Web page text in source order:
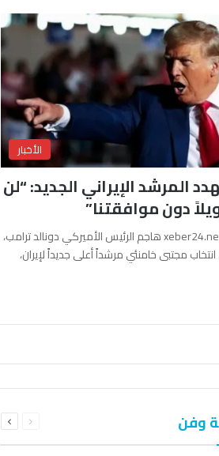
الأخبار
المرشد الإيراني الجديد: “لن
دون موافقتنا”
آفرين علو ـ xeber24.net هاجم الرئيس الأميركي دونالد ترامب،
انتخاب مجتبى خامنئي مرشداً أعلى جديداً لإيران،
وفن الصفحةالصفحة